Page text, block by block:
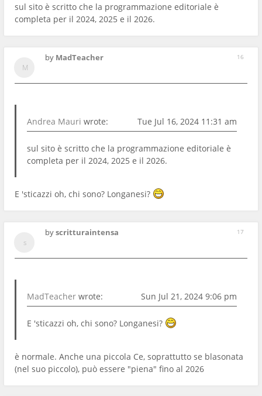
sul sito è scritto che la programmazione editoriale è
completa per il 2024, 2025 e il 2026.
16
by MadTeacher
Andrea Mauri wrote: Tue Jul 16, 2024 11:31 am
sul sito è scritto che la programmazione editoriale è
completa per il 2024, 2025 e il 2026.
E 'sticazzi oh, chi sono? Longanesi?
17
byscritturaintensa
MadTeacher wrote: Sun Jul 21, 2024 9:06 pm
E 'sticazzi oh, chi sono? Longanesi?
è normale. Anche una piccola Ce, soprattutto se blasonata
(nel suo piccolo), può essere "piena" fino al 2026